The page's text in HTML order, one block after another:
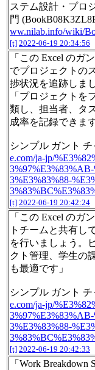
ステム設計・プロ
門
ww.nilab.info/wiki/
[t] 2022-06-19 20:34:56
「この Excel のガ
でプロジェクトの
捗状況を追跡しま
「プロジェクトを
類し、担当者、タ
成率を記録できます
シンプル ガント チ
e.com/ja-jp/
3%E3%83%88-
[t] 2022-06-19 20:42:24
「この Excel のガ
トチームと共有し
を行いましょう。
クト管理、学生の
も最適です」
シンプル ガント チ
e.com/ja-jp/
3%E3%83%88-
[t] 2022-06-19 20:42:33
「Work